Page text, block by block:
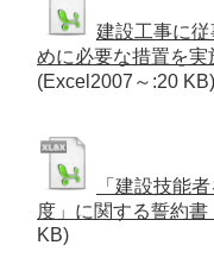
建設工事に
めに必要な措置を実
(Excel2007～:20 KB)
「建設技能
度」に関する誓約書
KB)